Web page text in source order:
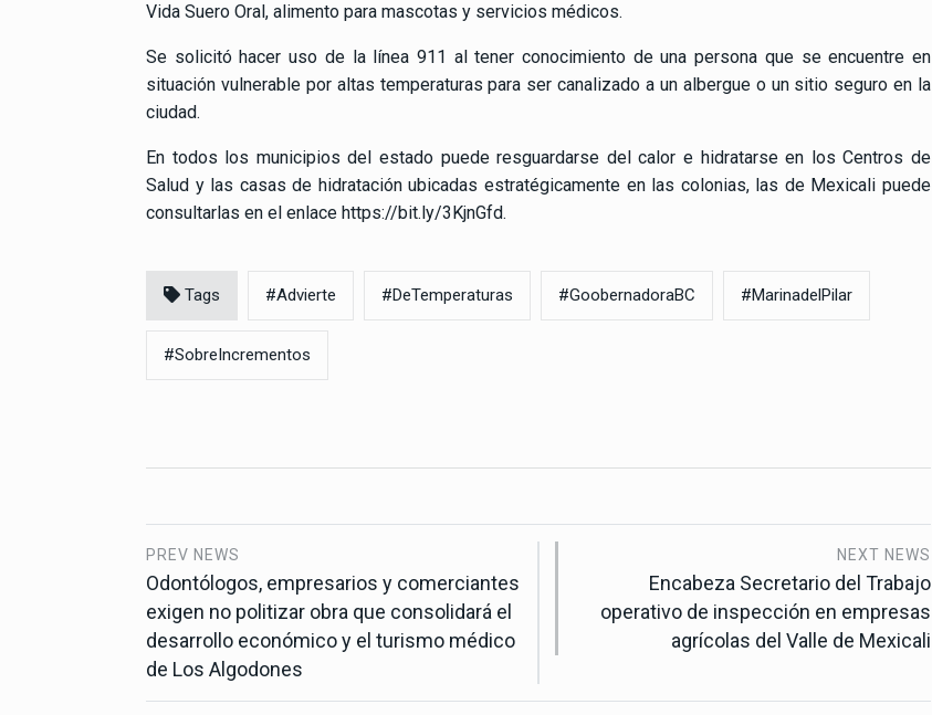
Vida Suero Oral, alimento para mascotas y servicios médicos.
Se solicitó hacer uso de la línea 911 al tener conocimiento de una persona que se encuentre en
situación vulnerable por altas temperaturas para ser canalizado a un albergue o un sitio seguro en la
ciudad.
En todos los municipios del estado puede resguardarse del calor e hidratarse en los Centros de
Salud y las casas de hidratación ubicadas estratégicamente en las colonias, las de Mexicali puede
consultarlas en el enlace https://bit.ly/3KjnGfd.
Tags #Advierte #DeTemperaturas #GoobernadoraBC #MarinadelPilar
#SobreIncrementos
PREV NEWS
Odontólogos, empresarios y comerciantes
exigen no politizar obra que consolidará el
desarrollo económico y el turismo médico
de Los Algodones
NEXT NEWS
Encabeza Secretario del Trabajo
operativo de inspección en empresas
agrícolas del Valle de Mexicali